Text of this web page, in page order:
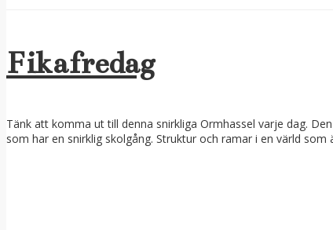
Fikafredag
Tänk att komma ut till denna snirkliga Ormhassel varje dag.
som har en snirklig skolgång. Struktur och ramar i en värld